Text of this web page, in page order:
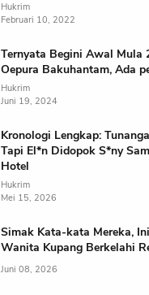
Hukrim
Februari 10, 2022
Ternyata Begini Awal Mula
Oepura Bakuhantam, Ada
Hukrim
Juni 19, 2024
Kronologi Lengkap:
Tapi El*n Didopok S*ny
Hotel
Hukrim
Mei 15, 2026
Simak Kata-kata Mereka,
Wanita Kupang Berkelahi
Juni 08, 2026